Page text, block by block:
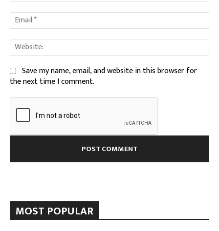
Save my name, email, and website in this browser for
the next time I comment.
MOST POPULAR